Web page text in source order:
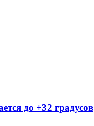
до +32 градусов